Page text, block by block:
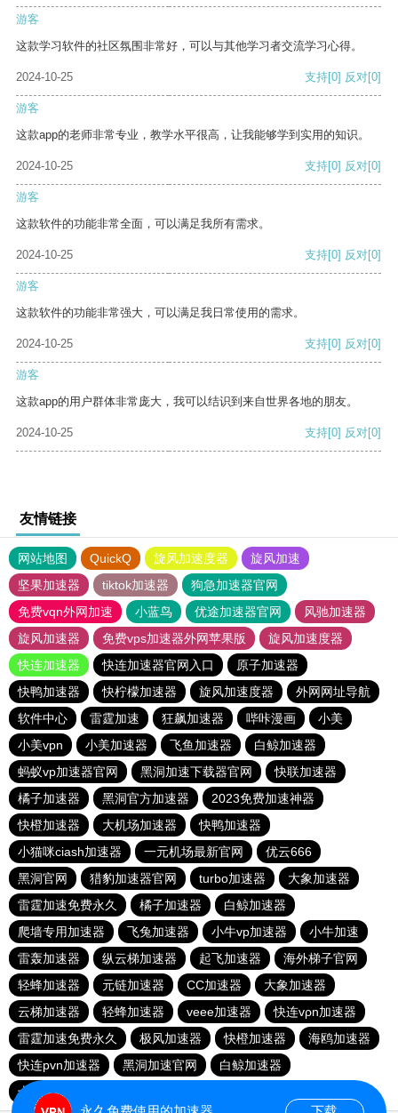
游客
这款学习软件的社区氛围非常好，可以与其他学习者交流学习心得。
2024-10-25 支持[0] 反对[0]
游客
这款app的老师非常专业，教学水平很高，让我能够学到实用的知识。
2024-10-25 支持[0] 反对[0]
游客
这款软件的功能非常全面，可以满足我所有需求。
2024-10-25 支持[0] 反对[0]
游客
这款软件的功能非常强大，可以满足我日常使用的需求。
2024-10-25 支持[0] 反对[0]
游客
这款app的用户群体非常庞大，我可以结识到来自世界各地的朋友。
2024-10-25 支持[0] 反对[0]
友情链接
网站地图 QuickQ 旋风加速度器
旋风加速
坚果加速器
tiktok加速器
狗急加速器官网
免费vqn外网加速
小蓝鸟 优途加速器官网
风驰加速器
旋风加速器
免费vps加速器外网苹果版
旋风加速度器
快连加速器
快连加速器官网入口
原子加速器
快鸭加速器
快柠檬加速器 旋风加速度器
外网网址导航
软件中心
雷霆加速 狂飙加速器 哔咔漫画
小美
小美vpn
小美加速器 飞鱼加速器
白鲸加速器
蚂蚁vp加速器官网
黑洞加速下载器官网
快联加速器
橘子加速器
黑洞官方加速器
2023免费加速神器
快橙加速器
大机场加速器
快鸭加速器
小猫咪ciash加速器
一元机场最新官网
优云666
黑洞官网
猎豹加速器官网 turbo加速器
大象加速器
雷霆加速免费永久
橘子加速器
白鲸加速器
爬墙专用加速器
飞兔加速器 小牛vp加速器
小牛加速
雷轰加速器
纵云梯加速器 起飞加速器
海外梯子官网
轻蜂加速器
元链加速器 CC加速器
大象加速器
云梯加速器
轻蜂加速器 veee加速器
快连vρn加速器
雷霆加速免费永久
极风加速器 快橙加速器
海鸥加速器
快连pvn加速器
黑洞加速官网
白鲸加速器
十大免费网络加速神器